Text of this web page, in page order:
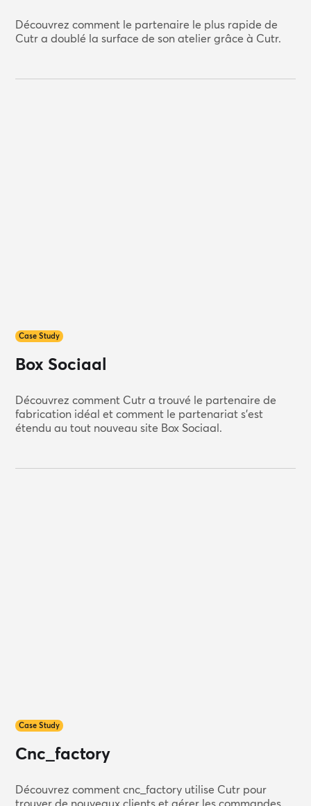
Découvrez comment le partenaire le plus rapide de
Cutr a doublé la surface de son atelier grâce à Cutr.
Case Study
Box Sociaal
Découvrez comment Cutr a trouvé le partenaire de
fabrication idéal et comment le partenariat s'est
étendu au tout nouveau site Box Sociaal.
Case Study
Cnc_factory
Découvrez comment cnc_factory utilise Cutr pour